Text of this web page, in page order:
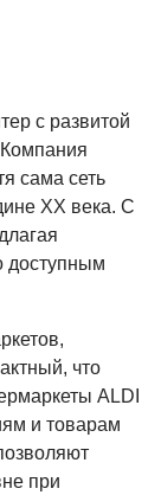
с развитой
сама сеть
XX века. С
доступным
что
ALDI
и товарам
при